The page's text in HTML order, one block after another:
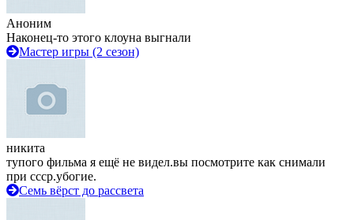
Аноним
Наконец-то этого клоуна выгнали
Мастер игры (2 сезон)
никита
тупого фильма я ещё не видел.вы посмотрите как снимали
при ссср.убогие.
Семь вёрст до рассвета